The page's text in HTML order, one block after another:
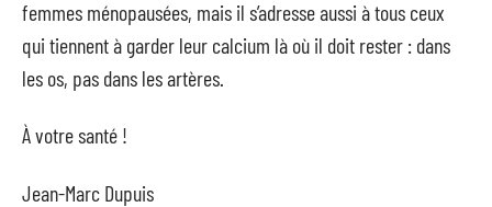
femmes ménopausées, mais il s’adresse aussi à tous ceux
qui tiennent à garder leur calcium là où il doit rester : dans
les os, pas dans les artères.
À votre santé !
Jean-Marc Dupuis